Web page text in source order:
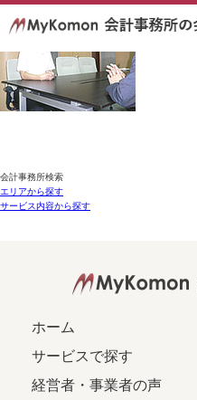
会計事務所検索
エリアから探す
サービス内容から探す
ホーム
サービスで探す
経営者・事業者の声